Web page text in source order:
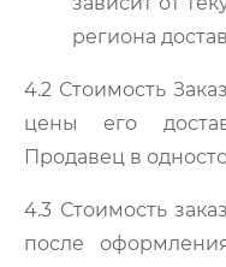
региона
4.2 Стоимость
цены его
Продавец в
4.3 Стоимость
после